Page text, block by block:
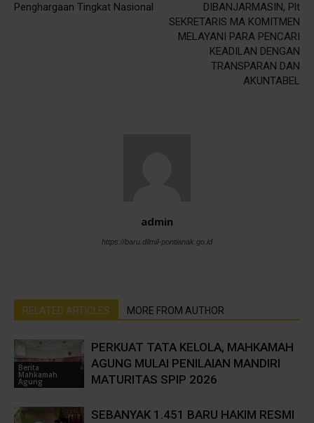
Penghargaan Tingkat Nasional
DIBANJARMASIN, Plt
SEKRETARIS MA KOMITMEN
MELAYANI PARA PENCARI
KEADILAN DENGAN
TRANSPARAN DAN
AKUNTABEL
admin
https://baru.dilmil-pontianak.go.id
RELATED ARTICLES MORE FROM AUTHOR
Berita
Mahkamah
Agung
PERKUAT TATA KELOLA, MAHKAMAH
AGUNG MULAI PENILAIAN MANDIRI
MATURITAS SPIP 2026
SEBANYAK 1.451 BARU HAKIM RESMI